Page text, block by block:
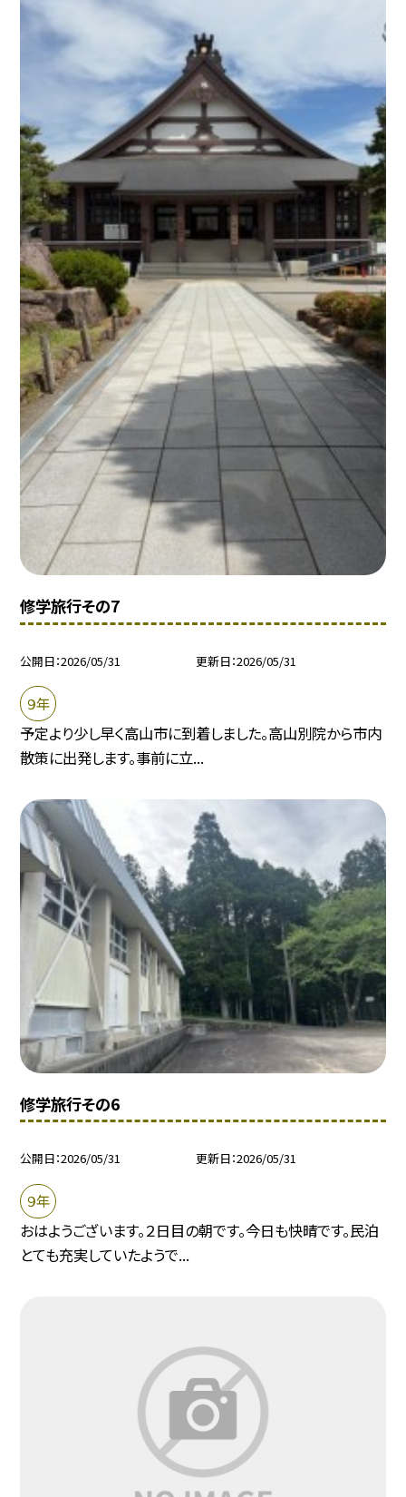
修学旅行その7
公開日 2026/05/31 更新日 2026/05/31
９年
予定より少し早く高山市に到着しました。高山別院から市内
散策に出発します。事前に立...
修学旅行その6
公開日 2026/05/31 更新日 2026/05/31
９年
おはようございます。２日目の朝です。今日も快晴です。民泊
とても充実していたようで...